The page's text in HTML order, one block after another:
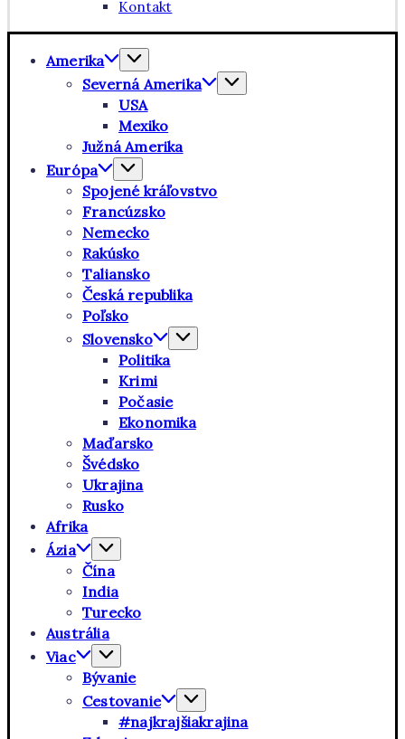
Kontakt
Amerika
Severná Amerika
USA
Mexiko
Južná Amerika
Európa
Spojené kráľovstvo
Francúzsko
Nemecko
Rakúsko
Taliansko
Česká republika
Poľsko
Slovensko
Politika
Krimi
Počasie
Ekonomika
Maďarsko
Švédsko
Ukrajina
Rusko
Afrika
Ázia
Čína
India
Turecko
Austrália
Viac
Bývanie
Cestovanie
#najkrajšiakrajina